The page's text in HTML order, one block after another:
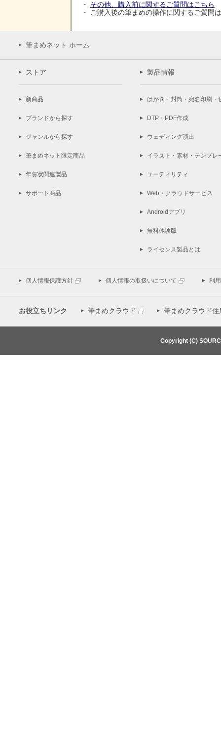
・ その他、購入前に関するご質問はこちら
・ ご購入後の筆まめの操作に関するご質問
筆まめネット ホーム
ストア
新商品
ブランドから探す
ジャンルから探す
筆まめネット限定商品
年賀状関連製品
サポート商品
製品情報
はがき・封筒・宛名印刷・
DTP・PDF作成
ウェディング演出
イラスト・素材・テンプレ
ユーティリティ
Web・クラウドサービス
Androidアプリ
無料体験版
ライセンス製品とは
個人情報保護方針 個人情報の取扱いについて 利
お役立ちリンク 筆まめクラウド 筆まめクラウド住
Copyright (C)